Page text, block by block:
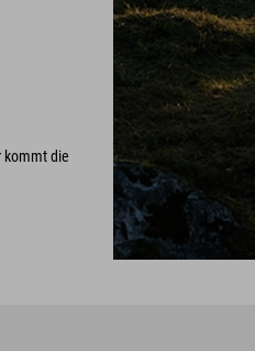
kommt die